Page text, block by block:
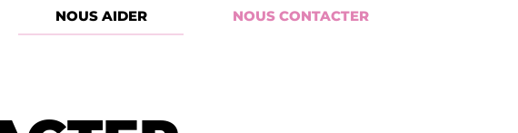
NOUS AIDER NOUS CONTACTER